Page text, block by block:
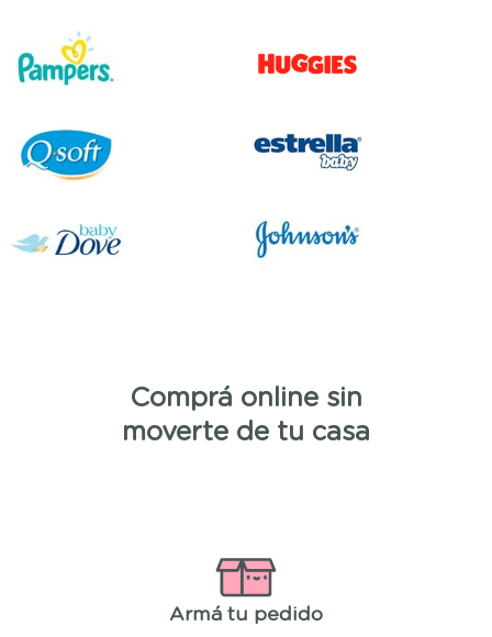
Comprá online sin
moverte de tu casa
Armá tu pedido